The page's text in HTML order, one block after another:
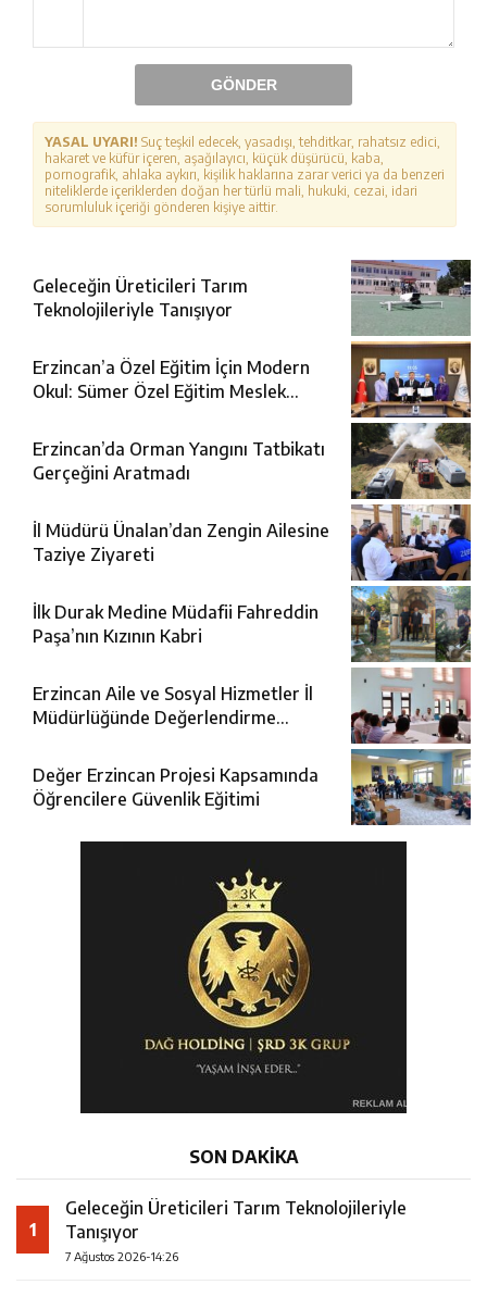
GÖNDER
YASAL UYARI! Suç teşkil edecek, yasadışı, tehditkar, rahatsız edici,
hakaret ve küfür içeren, aşağılayıcı, küçük düşürücü, kaba,
pornografik, ahlaka aykırı, kişilik haklarına zarar verici ya da benzeri
niteliklerde içeriklerden doğan her türlü mali, hukuki, cezai, idari
sorumluluk içeriği gönderen kişiye aittir.
Geleceğin Üreticileri Tarım
Teknolojileriyle Tanışıyor
Erzincan’a Özel Eğitim İçin Modern
Okul: Sümer Özel Eğitim Meslek
Erzincan’da Orman Yangını Tatbikatı
Gerçeğini Aratmadı
İl Müdürü Ünalan’dan Zengin Ailesine
Taziye Ziyareti
İlk Durak Medine Müdafii Fahreddin
Paşa’nın Kızının Kabri
Erzincan Aile ve Sosyal Hizmetler İl
Müdürlüğünde Değerlendirme
Değer Erzincan Projesi Kapsamında
Öğrencilere Güvenlik Eğitimi
SON DAKİKA
1
Geleceğin Üreticileri Tarım Teknolojileriyle
Tanışıyor
7 Ağustos 2026-14:26